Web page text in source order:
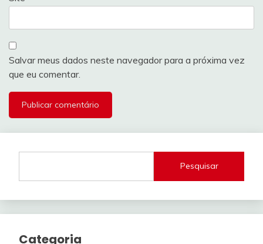
Salvar meus dados neste navegador para a próxima vez
que eu comentar.
Pesquisar
Categoria